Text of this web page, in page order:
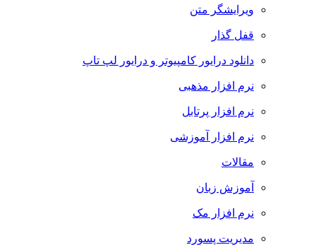
ویرایشگر متن
قفل گذار
دانلود درایور کامپیوتر و درایور لپ تاپ
نرم افزار مذهبی
نرم افزار پرتابل
نرم افزار آموزشی
مقالات
آموزش زبان
نرم افزار مک
مدیریت پسورد